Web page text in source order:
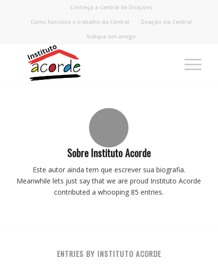
Conheça a Central de Doações
Como funciona o trabalho da Central
Doação via Central
Indique um amigo
Sobre Instituto Acorde
Este autor ainda tem que escrever sua biografia.
Meanwhile lets just say that we are proud Instituto Acorde
contributed a whooping 85 entries.
ENTRIES BY INSTITUTO ACORDE